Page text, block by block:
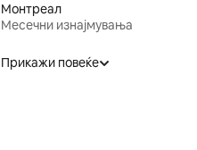
Монтреал
Месечни изнајмувања
Прикажи повеќе